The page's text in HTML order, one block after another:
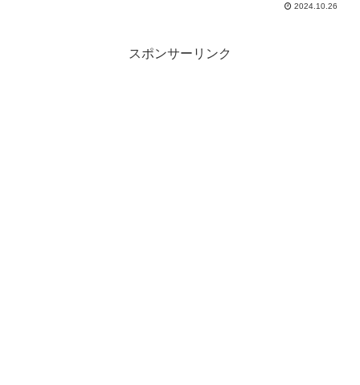
2024.10.26
スポンサーリンク